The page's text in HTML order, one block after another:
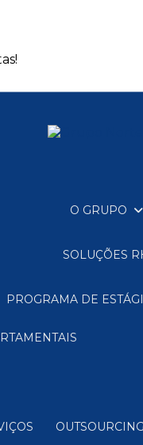
O GRUPO
SOLUÇÕES
PROGRAMA DE